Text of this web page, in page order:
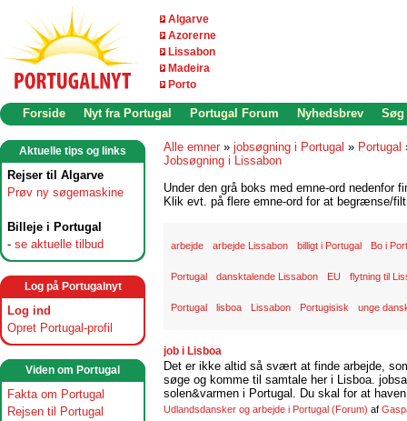
Algarve
Azorerne
Lissabon
Madeira
Porto
Forside Nyt fra Portugal Portugal Forum Nyhedsbrev Søg
Aktuelle tips og links
Rejser til Algarve
Prøv ny søgemaskine
Billeje i Portugal
- se aktuelle tilbud
Log på Portugalnyt
Log ind
Opret Portugal-profil
Viden om Portugal
Fakta om Portugal
Rejsen til Portugal
Alle emner » jobsøgning i Portugal » Portugal
Jobsøgning i Lissabon
Under den grå boks med emne-ord nedenfor
Klik evt. på flere emne-ord for at begrænse/
arbejde arbejde Lissabon billigt i Portugal Bo i
Portugal dansktalende Lissabon EU flytning til
Portugal lisboa Lissabon Portugisisk unge
job i Lisboa
Det er ikke altid så svært at finde arbejde,
søge og komme til samtale her i Lisboa.
solen&varmen i Portugal. Du skal for at
Udlandsdansker og arbejde i Portugal (Forum) af